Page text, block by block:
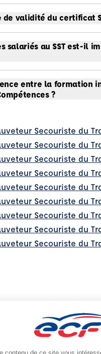
validité du certificat
salariés au SST est-il
entre la formation
?
Secouriste du
Secouriste du
Secouriste du
Secouriste du
Secouriste du
Secouriste du
Secouriste du
Secouriste du
Secouriste du